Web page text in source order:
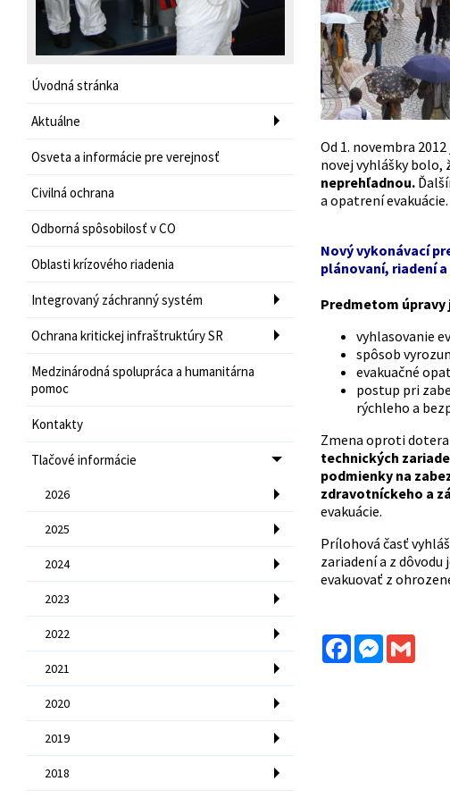
Úvodná stránka
Aktuálne
Osveta a informácie pre verejnosť
Civilná ochrana
Odborná spôsobilosť v CO
Oblasti krízového riadenia
Integrovaný záchranný systém
Ochrana kritickej infraštruktúry SR
Medzinárodná spolupráca a humanitárna
pomoc
Kontakty
Tlačové informácie
2026
2025
2024
2023
2022
2021
2020
2019
2018
Od 1. novembra
novej vyhlášky bolo,
neprehľadnou.
a opatrení evakuácie.
Nový vykonávací
plánovaní, riadení
Predmetom úpravy
vyhlasovanie
spôsob
evakuačné
postup pri
rýchleho a
Zmena oproti
technických
podmienky na
zdravotníckeho a
evakuácie.
Prílohová časť
zariadení a z
evakuovať z
FacebookMessenger
Gmail